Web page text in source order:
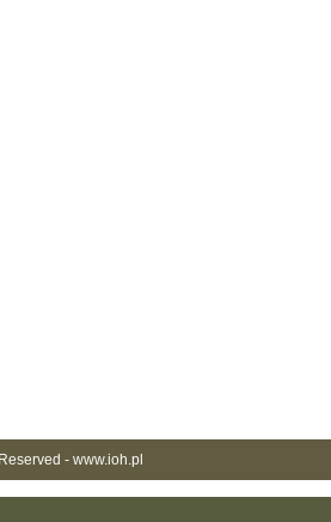
- www.ioh.pl